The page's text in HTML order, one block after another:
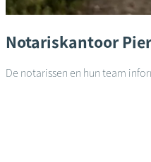
Notariskantoor
De notarissen en hun team